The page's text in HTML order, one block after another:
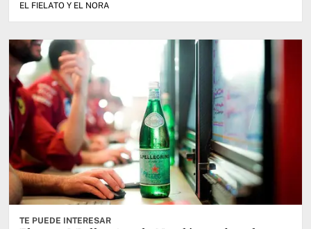
EL FIELATO Y EL NORA
TE PUEDE INTERESAR